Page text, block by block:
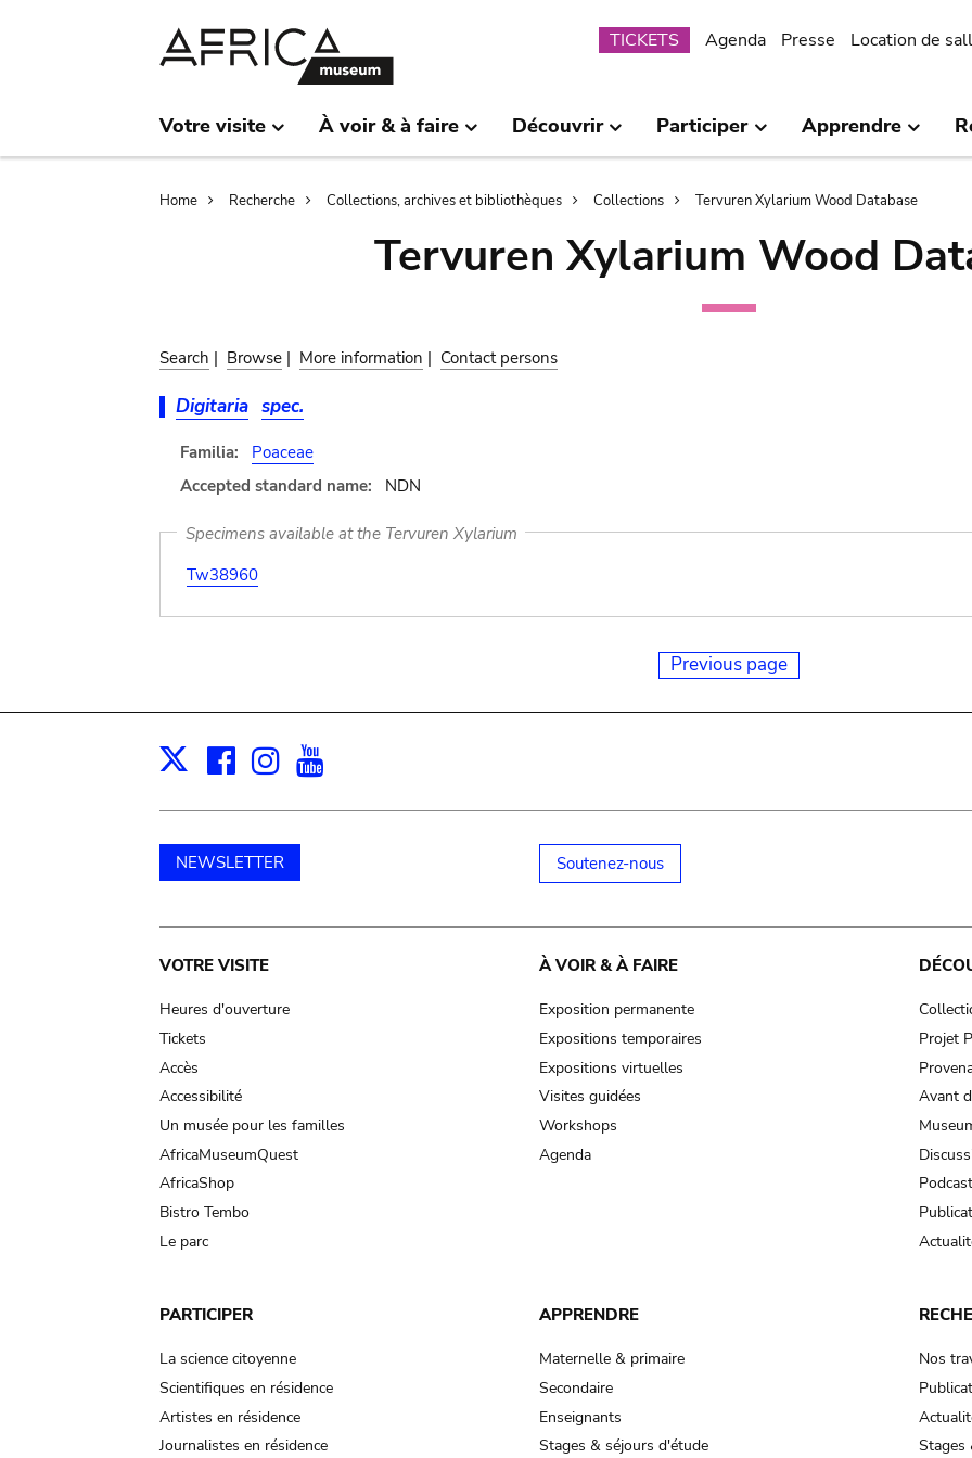
Submenu
TICKETS Agenda Presse Location de
Votre visite À voir & à faire Découvrir Participer Apprendre
Breadcrumb
Home Recherche Collections, archives et bibliothèques Collections Tervuren Xylarium Wood Database
Tervuren Xylarium Wood
Search | Browse | More information | Contact persons
Digitaria spec.
Familia:
Poaceae
Accepted standard name:
NDN
Specimens available at the Tervuren Xylarium
Tw38960
Previous page
X Facebook
Instagram
NEWSLETTER Soutenez-nous
Main
navigation
VOTRE VISITE
Heures d'ouverture
Tickets
Accès
Accessibilité
Un musée pour les familles
AfricaMuseumQuest
AfricaShop
Bistro Tembo
Le parc
À VOIR & À FAIRE
Exposition permanente
Expositions temporaires
Expositions virtuelles
Visites guidées
Workshops
Agenda
Projet
Avant
PARTICIPER
La science citoyenne
Scientifiques en résidence
Artistes en résidence
Journalistes en résidence
APPRENDRE
Maternelle & primaire
Secondaire
Enseignants
Stages & séjours d'étude
Nos
Stages